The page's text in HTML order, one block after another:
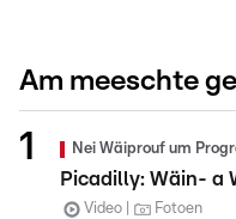
Am meeschte
Nei Wäiprouf um
Picadilly: Wäin- a
Video Fotoen